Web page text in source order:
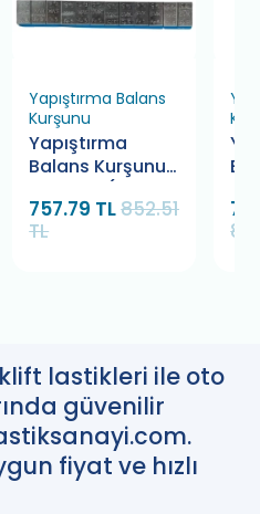
Yapıştırma Balans
Kurşunu
Yapıştırma
Balans Kurşunu
5x5 BMK (100
Adet)
757.79 TL852.51
TL
lastikleri ile oto
güvenilir
fiyat ve hızlı